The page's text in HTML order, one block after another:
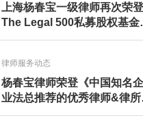
上海杨春宝一级律师再次荣登
The Legal 500私募股权基金
师榜单
律师服务动态
杨春宝律师荣登《中国知名企
业法总推荐的优秀律师&律所
推荐名录